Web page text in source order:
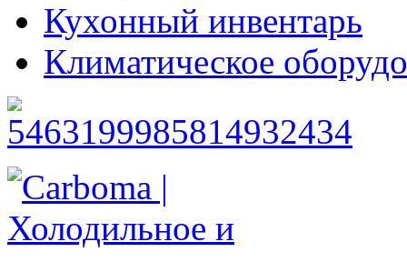
Кухонный инвентарь
Климатическое